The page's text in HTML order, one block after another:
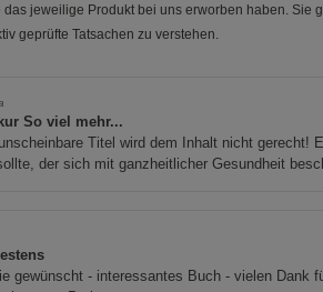
jeweilige Produkt bei uns erworben haben. Sie
geprüfte Tatsachen zu verstehen.
So viel mehr...
Titel wird dem Inhalt nicht gerecht!
der sich mit ganzheitlicher Gesundheit
gewünscht - interessantes Buch - vielen Dank